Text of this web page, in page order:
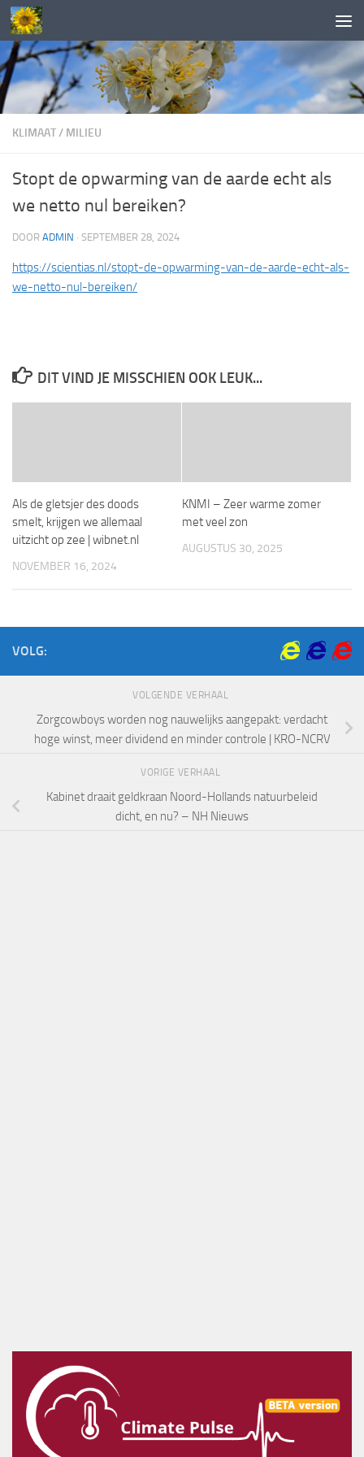
Doorgaan naar inhoud
KLIMAAT/ MILIEU
Stopt de opwarming van de aarde echt als
we netto nul bereiken?
DOOR ADMIN · SEPTEMBER 28, 2024
https://scientias.nl/stopt-de-opwarming-van-de-aarde-echt-als-
we-netto-nul-bereiken/
DIT VIND JE MISSCHIEN OOK LEUK...
Als de gletsjer des doods
smelt, krijgen we allemaal
uitzicht op zee | wibnet.nl
NOVEMBER 16, 2024
KNMI – Zeer warme zomer
met veel zon
AUGUSTUS 30, 2025
VOLG:
VOLGENDE VERHAAL
Zorgcowboys worden nog nauwelijks aangepakt: verdacht
hoge winst, meer dividend en minder controle | KRO-NCRV
VORIGE VERHAAL
Kabinet draait geldkraan Noord-Hollands natuurbeleid
dicht, en nu? – NH Nieuws